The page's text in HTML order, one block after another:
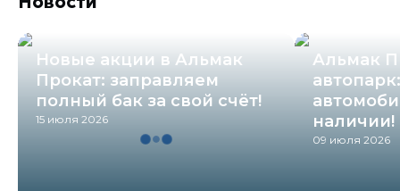
Новые акции в Альмак
Прокат: заправляем
полный бак за свой счёт!
15 июля 2026
Альмак
наличии!
09 июля 2026